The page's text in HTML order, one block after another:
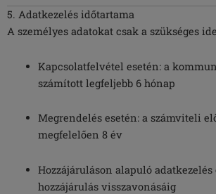
5. Adatkezelés időtartama
A személyes adatokat csak a szükséges
Kapcsolatfelvétel esetén: a
számított legfeljebb 6 hónap
Megrendelés esetén: a számviteli
megfelelően 8 év
Hozzájáruláson alapuló adatkezelés
hozzájárulás visszavonásáig